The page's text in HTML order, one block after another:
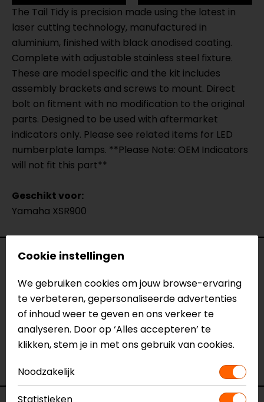
The Tail Tidy is precision made using the latest in
laser cutting technology, manufactured in
aluminium, finished with black anodised coating.
Complete with adjustable stainless steel fixture.
These are model specific and the kit includes
assembly brackets and screws to mount. Direct
bolt on fitment with no modification to the original
parts. Designed to be used with aftermarket
indicators only. Please see related items for LED
numberplate lamps. **Please Note: OEM Indicators
will not fit this part**
Geschikt voor:
Yamaha XSR900
Specificaties
Naam
Kentekenplaathouder Yamaha
XSR900
Model
YS9104
Merk
Barracuda
Kleur
N.v.t.
Motormerk
Cookie instellingen
We gebruiken cookies om jouw browse-ervaring
te verbeteren, gepersonaliseerde advertenties
of inhoud weer te geven en ons verkeer te
analyseren. Door op ‘Alles accepteren’ te
klikken, stem je in met ons gebruik van cookies.
Noodzakelijk